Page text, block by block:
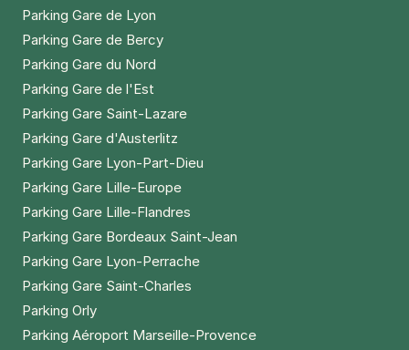
Parking Gare de Lyon
Parking Gare de Bercy
Parking Gare du Nord
Parking Gare de l'Est
Parking Gare Saint-Lazare
Parking Gare d'Austerlitz
Parking Gare Lyon-Part-Dieu
Parking Gare Lille-Europe
Parking Gare Lille-Flandres
Parking Gare Bordeaux Saint-Jean
Parking Gare Lyon-Perrache
Parking Gare Saint-Charles
Parking Orly
Parking Aéroport Marseille-Provence